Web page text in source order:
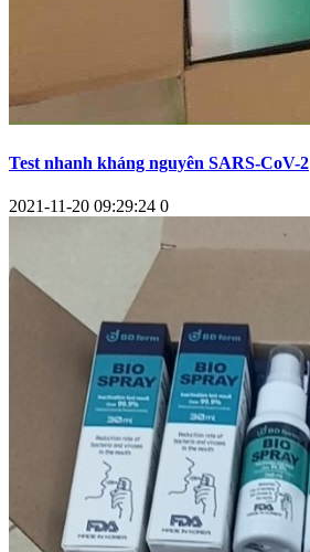
Test nhanh kháng nguyên SARS-CoV-2
2021-11-20 09:29:24 0